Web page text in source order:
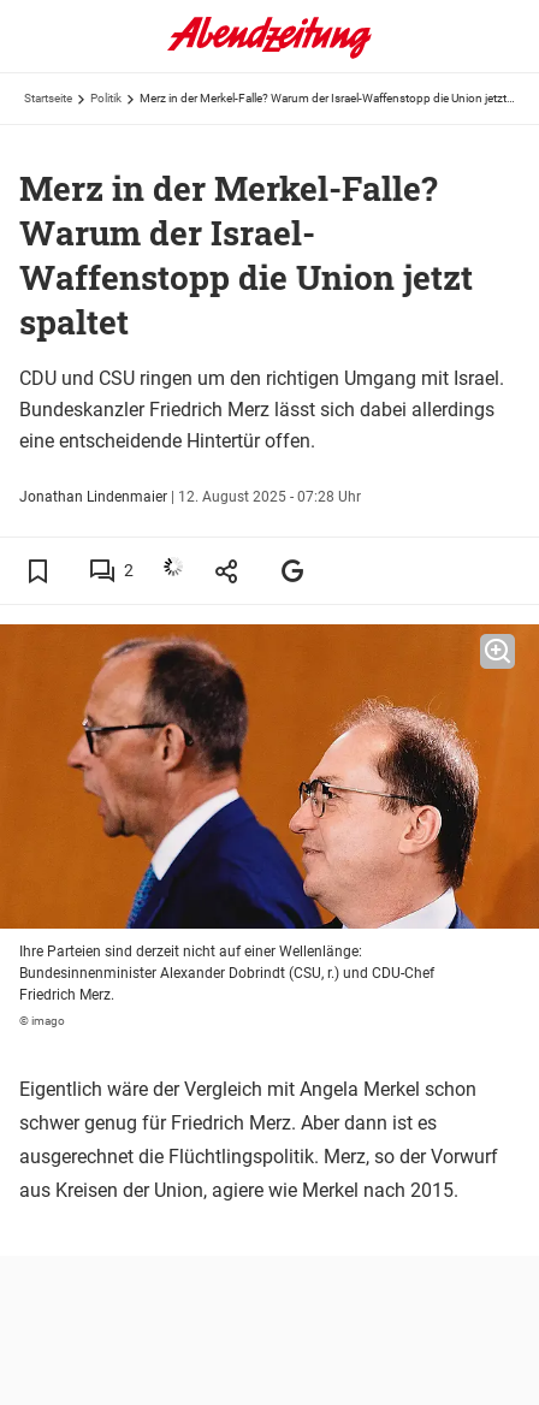
Startseite Politik
Merz in der Merkel-Falle?
Warum der Israel-
Waffenstopp die Union jetzt
spaltet
CDU und CSU ringen um den richtigen Umgang mit Israel.
Bundeskanzler Friedrich Merz lässt sich dabei allerdings
eine entscheidende Hintertür offen.
Jonathan Lindenmaier | 12. August 2025 - 07:28 Uhr
2
Ihre Parteien sind derzeit nicht auf einer Wellenlänge:
Bundesinnenminister Alexander Dobrindt (CSU, r.) und CDU-Chef
Friedrich Merz.
© imago
Eigentlich wäre der Vergleich mit Angela Merkel schon
schwer genug für Friedrich Merz. Aber dann ist es
ausgerechnet die Flüchtlingspolitik. Merz, so der Vorwurf
aus Kreisen der Union, agiere wie Merkel nach 2015.